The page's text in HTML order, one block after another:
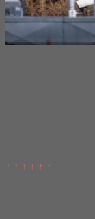
↑ ↑ ↑ ↑ ↑ ↑